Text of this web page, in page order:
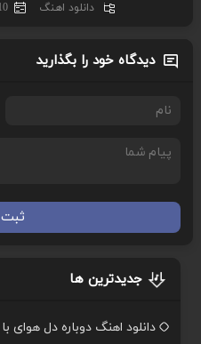
دانلود اهنگ 10
دیدگاه خود را بگذارید
ثبت
جدیدترین ها
دانلود اهنگ دوباره دل